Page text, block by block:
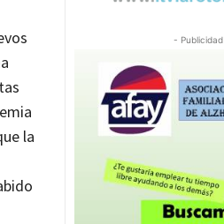
la
-